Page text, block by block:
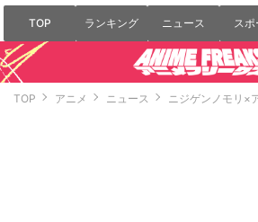
TOP ランキング ニュース スポ
TOP アニメ ニュース ニジゲンノモリ×